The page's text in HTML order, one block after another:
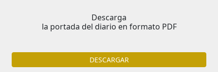
Descarga
la portada del diario en formato PDF
DESCARGAR